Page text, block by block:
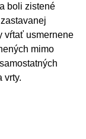
boli zistené
vŕtať usmernene
mimo
vrty.